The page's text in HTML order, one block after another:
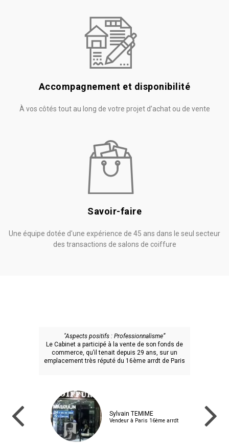
Accompagnement et disponibilité
À vos côtés tout au long de votre projet d’achat ou de vente
Savoir-faire
Une équipe dotée d'une expérience de 45 ans dans le seul secteur
des transactions de salons de coiffure
"Aspects positifs : Professionnalisme”
Le Cabinet a participé à la vente de son fonds de
commerce, qu’il tenait depuis 29 ans, sur un
emplacement très réputé du 16ème arrdt de Paris
Sylvain TEMIME
Vendeur à Paris 16ème arrdt